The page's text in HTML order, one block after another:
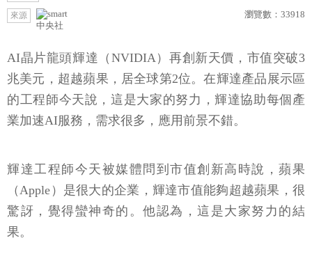
來源
中央社
瀏覽數： 33918
AI晶片龍頭輝達（NVIDIA）再創新天價，市值突破3
兆美元，超越蘋果，居全球第2位。在輝達產品展示區
的工程師今天說，這是大家的努力，輝達協助每個產
業加速AI服務，需求很多，應用前景不錯。
輝達工程師今天被媒體問到市值創新高時說，蘋果
（Apple）是很大的企業，輝達市值能夠超越蘋果，很
驚訝，覺得蠻神奇的。他認為，這是大家努力的結
果。